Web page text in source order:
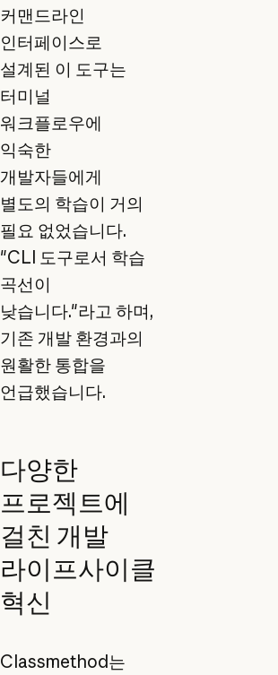
커맨드라인
인터페이스로
설계된 이 도구는
터미널
워크플로우에
익숙한
개발자들에게
별도의 학습이 거의
필요 없었습니다.
"CLI 도구로서 학습
곡선이
낮습니다."라고 하며,
기존 개발 환경과의
원활한 통합을
언급했습니다.
다양한
프로젝트에
걸친 개발
라이프사이클
혁신
Classmethod는